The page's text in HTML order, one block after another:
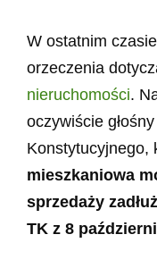
W ostatnim
orzeczenia
nieruchomości.
oczywiście
Konstytucyjnego,
mieszkaniowa
sprzedaży
TK z 8